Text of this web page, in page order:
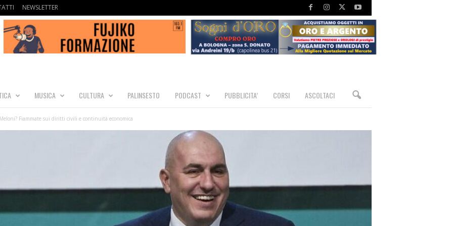
NEWSLETTER
MUSICA CULTURA PALINSESTO PODCAST PUBBLICITA’ CORSI ASCOLTACI
Fiammate sui diritti civili e continuità economica